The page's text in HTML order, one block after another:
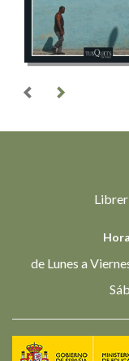
de Lunes a